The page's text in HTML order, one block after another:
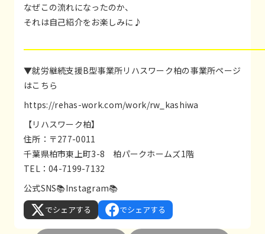
なぜこの流れになったのか、
それは自己紹介をお楽しみに♪
▼就労継続支援B型事業所リハスワーク柏の事業所ページ
はこちら
https://rehas-work.com/work/rw_kashiwa
【リハスワーク柏】
住所：〒277-0011
千葉県柏市東上町3-8 柏パークホームズ1階
TEL：04-7199-7132
公式SNS📚Instagram📚
でシェアする でシェアする